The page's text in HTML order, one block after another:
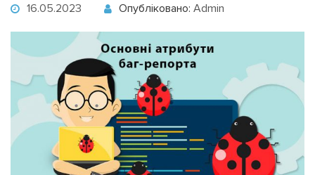
16.05.2023 Опубліковано: Admin